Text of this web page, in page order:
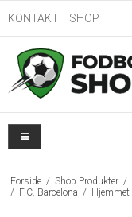
KONTAKT SHOP
Forside / Shop Produkter /
/ F.C. Barcelona / Hjemmet